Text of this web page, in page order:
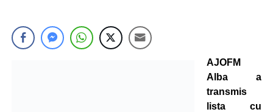
AJOFM
Alba a
transmis
lista cu